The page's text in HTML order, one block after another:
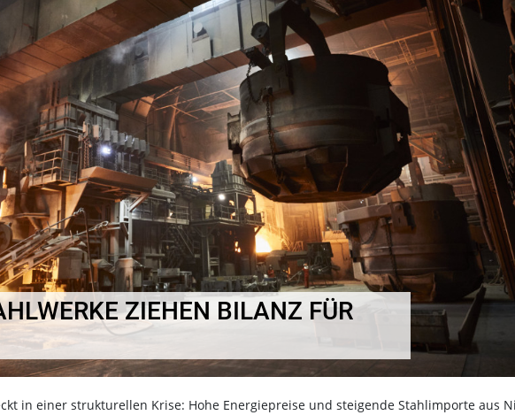
ZIEHEN BILANZ FÜR
in einer strukturellen Krise: Hohe Energiepreise und steigende Stahlimporte aus